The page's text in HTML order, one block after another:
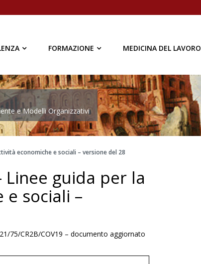
FORMAZIONE MEDICINA DEL LAVORO
e Modelli Organizzativi
economiche e sociali – versione del 28
Linee guida per la
sociali –
75/CR2B/COV19 – documento aggiornato